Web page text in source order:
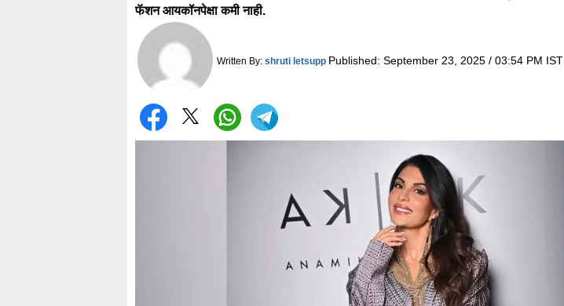
फॅशन आयकॉनपेक्षा कमी नाही.
Written By: shruti letsupp Published: September 23, 2025 / 03:54 PM IST